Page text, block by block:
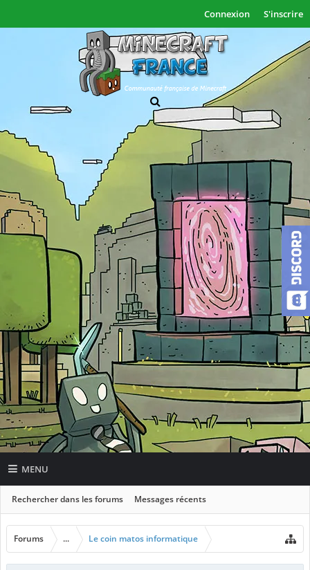
Connexion S'inscrire
MENU
Rechercher dans les forums Messages récents
Forums ... Le coin matos informatique